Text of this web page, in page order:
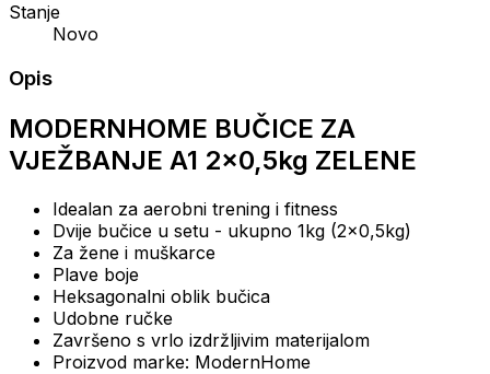
Stanje
Novo
Opis
MODERNHOME BUČICE ZA
VJEŽBANJE A1 2x0,5kg ZELENE
Idealan za aerobni trening i fitness
Dvije bučice u setu - ukupno 1kg (2x0,5kg)
Za žene i muškarce
Plave boje
Heksagonalni oblik bučica
Udobne ručke
Završeno s vrlo izdržljivim materijalom
Proizvod marke: ModernHome